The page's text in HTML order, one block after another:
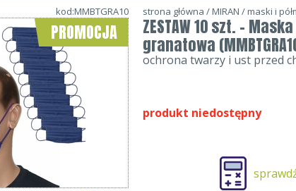
kod:MMBTGRA10
PROMOCJA
strona główna /MIRAN /maski i
ZESTAW 10 szt. -
granatowa
ochrona twarzy i ust przed
produkt niedostępny